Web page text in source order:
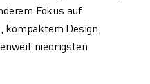
Fokus auf
kompaktem Design,
niedrigsten